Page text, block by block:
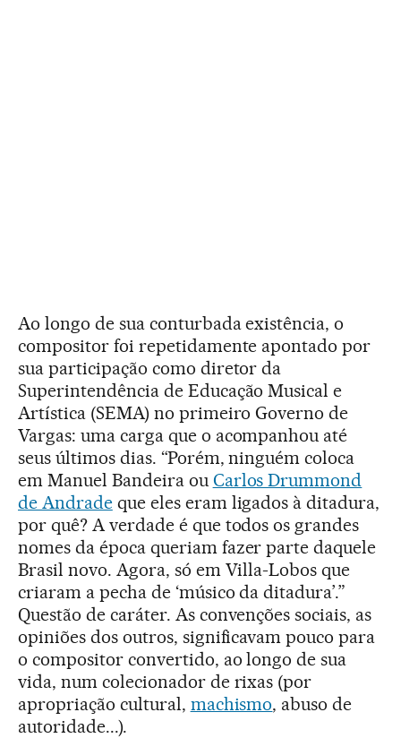
Ao longo de sua conturbada existência, o
compositor foi repetidamente apontado por
sua participação como diretor da
Superintendência de Educação Musical e
Artística (SEMA) no primeiro Governo de
Vargas: uma carga que o acompanhou até
seus últimos dias. “Porém, ninguém coloca
em Manuel Bandeira ou Carlos Drummond
de Andradeque eles eram ligados à ditadura,
por quê? A verdade é que todos os grandes
nomes da época queriam fazer parte daquele
Brasil novo. Agora, só em Villa-Lobos que
criaram a pecha de ‘músico da ditadura’.”
Questão de caráter. As convenções sociais, as
opiniões dos outros, significavam pouco para
o compositor convertido, ao longo de sua
vida, num colecionador de rixas (por
apropriação cultural, machismo, abuso de
autoridade...).